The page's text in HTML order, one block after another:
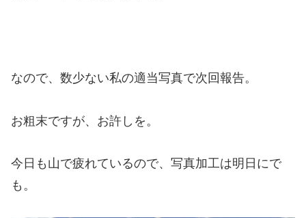
なので、数少ない私の適当写真で次回報告。
お粗末ですが、お許しを。
今日も山で疲れているので、写真加工は明日にで
も。